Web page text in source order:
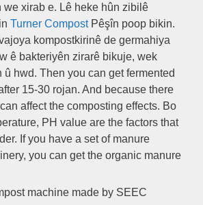
we xirab e. Lê heke hûn zibilê
Turner CompostPêşîn poop bikin.
kompostkirinê de germahiya
ê bakteriyên zirarê bikuje, wek
û hwd. Then you can get fermented
15-30 rojan. And because there
affect the composting effects. Bo
, PH value are the factors that
. If you have a set of manure
, you can get the organic manure